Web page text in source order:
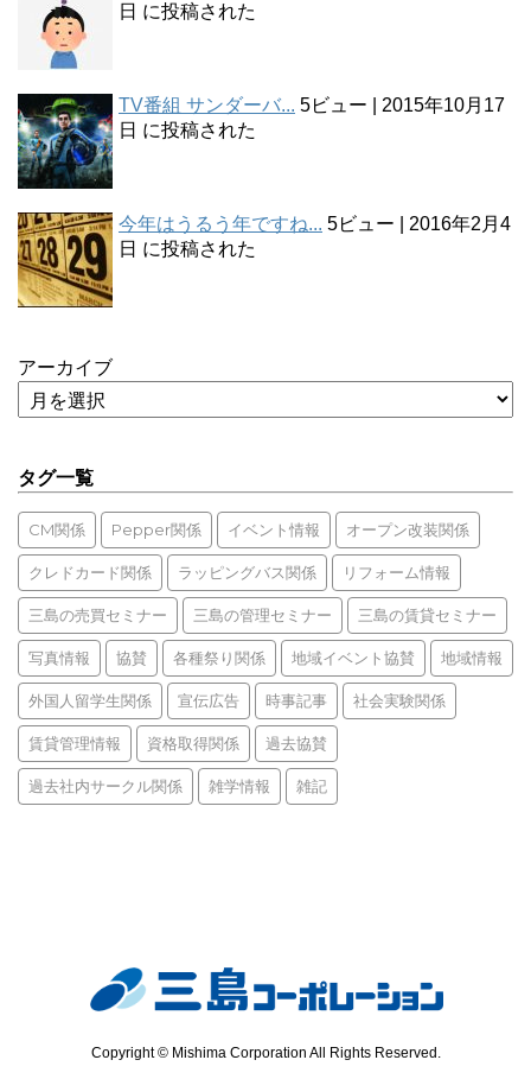
日 に投稿された
TV番組 サンダーバ... 5ビュー
2015年10月17
日 に投稿された
今年はうるう年ですね... 5ビュー
2016年2月4
日 に投稿された
アーカイブ
タグ一覧
CM関係 Pepper関係 イベント情報 オープン改装関係
クレドカード関係 ラッピングバス関係 リフォーム情報
三島の売買セミナー 三島の管理セミナー 三島の賃貸セミナー
写真情報 協賛 各種祭り関係 地域イベント協賛 地域情報
外国人留学生関係 宣伝広告 時事記事 社会実験関係
賃貸管理情報 資格取得関係 過去協賛
過去社内サークル関係 雑学情報 雑記
Copyright © Mishima Corporation All Rights Reserved.